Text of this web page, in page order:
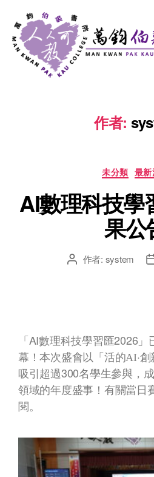
作者:
未分類 最
AI數理科技學
果公
作者: system
「 AI數理科技學習匯2026 」
幕！本次盛會以「活的AI·創
吸引超過300名學生參與，
領域的年度盛事！有關當日
閱。